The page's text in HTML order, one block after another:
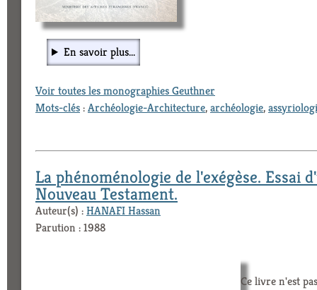
En savoir plus...
Voir toutes les monographies Geuthner
Mots-clés:Archéologie-Architecture,archéologie,
La phénoménologie de l'exégèse.
Nouveau Testament.
Auteur(s) :HANAFI Hassan
Parution : 1988
Ce livre n'est